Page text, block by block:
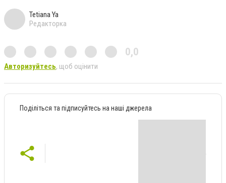
Tetiana Ya
Редакторка
0,0
Авторизуйтесь, щоб оцінити
Поділіться та підписуйтесь на наші джерела